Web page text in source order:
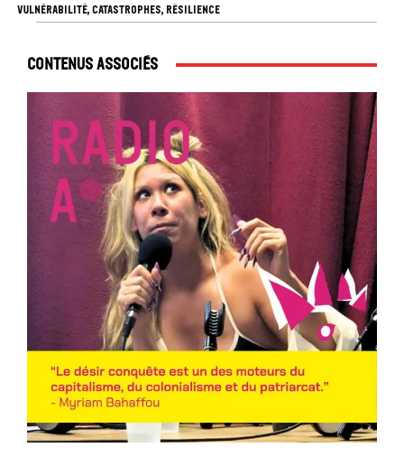
VULNÉRABILITÉ, CATASTROPHES, RÉSILIENCE
Contenus associés